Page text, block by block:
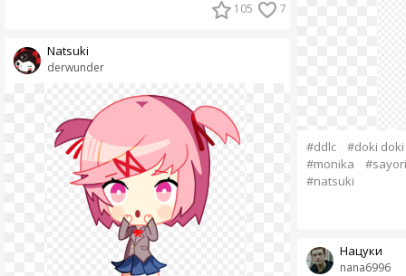
105 7
derwunder
Natsuki
#ddlc
#doki
#monika
#sayori
#natsuki
nana6996
Нацуки